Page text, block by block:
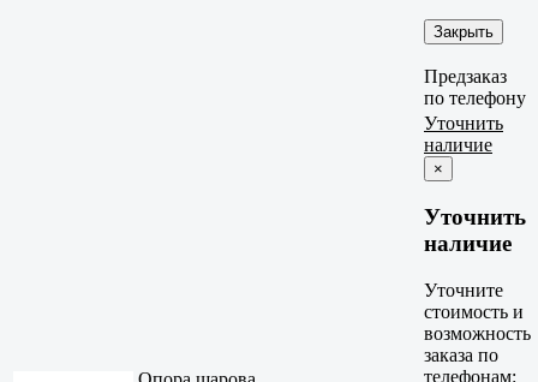
Закрыть
Предзаказ
по телефону
Уточнить
наличие
×
Уточнить
наличие
Уточните
стоимость и
возможность
заказа по
телефонам: